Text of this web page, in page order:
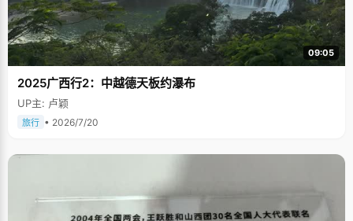
09:05
2025广西行2：中越德天板约瀑布
UP主: 卢颖
旅行 • 2026/7/20